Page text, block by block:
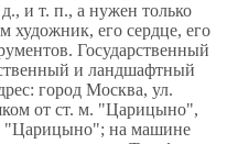
и т. п., а нужен только
художник, его сердце, его
Государственный
и ландшафтный
город Москва, ул.
от ст. м. "Царицыно",
"Царицыно"; на машине